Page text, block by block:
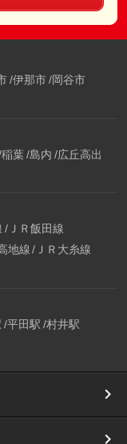
伊那市 岡谷市
稲葉 島内 広丘高出
ＪＲ飯田線
地線
ＪＲ大糸線
平田駅 村井駅